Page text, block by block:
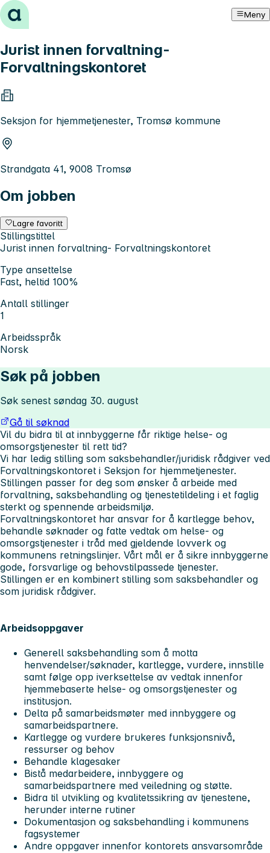
Hopp til innhold Meny
Jurist innen forvaltning-
Forvaltningskontoret
Seksjon for hjemmetjenester, Tromsø kommune
Strandgata 41, 9008 Tromsø
Om jobben
Lagre favoritt
Stillingstittel
Jurist innen forvaltning- Forvaltningskontoret
Type ansettelse
Fast, heltid 100%
Antall stillinger
1
Arbeidsspråk
Norsk
Søk på jobben
Søk senest søndag 30. august
Gå til søknad
Vil du bidra til at innbyggerne får riktige helse- og
omsorgstjenester til rett tid?
Vi har ledig stilling som saksbehandler/juridisk rådgiver ved
Forvaltningskontoret i Seksjon for hjemmetjenester.
Stillingen passer for deg som ønsker å arbeide med
forvaltning, saksbehandling og tjenestetildeling i et faglig
sterkt og spennende arbeidsmiljø.
Forvaltningskontoret har ansvar for å kartlegge behov,
behandle søknader og fatte vedtak om helse- og
omsorgstjenester i tråd med gjeldende lovverk og
kommunens retningslinjer. Vårt mål er å sikre innbyggerne
gode, forsvarlige og behovstilpassede tjenester.
Stillingen er en kombinert stilling som saksbehandler og
som juridisk rådgiver.
Arbeidsoppgaver
Generell saksbehandling som å motta
henvendelser/søknader, kartlegge, vurdere, innstille
samt følge opp iverksettelse av vedtak innenfor
hjemmebaserte helse- og omsorgstjenester og
institusjon.
Delta på samarbeidsmøter med innbyggere og
samarbeidspartnere.
Kartlegge og vurdere brukeres funksjonsnivå,
ressurser og behov
Behandle klagesaker
Bistå medarbeidere, innbyggere og
samarbeidspartnere med veiledning og støtte.
Bidra til utvikling og kvalitetssikring av tjenestene,
herunder interne rutiner
Dokumentasjon og saksbehandling i kommunens
fagsystemer
Andre oppgaver innenfor kontorets ansvarsområde